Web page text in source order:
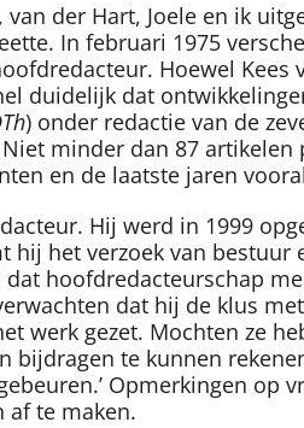
der Hart, Joele en ik
In februari 1975
Hoewel Kees
duidelijk dat
) onder redactie van de
minder dan 87
en de laatste jaren
Hij werd in 1999
hij het verzoek van
hoofdredacteurschap
dat hij de klus
werk gezet. Mochten ze
te kunnen
Opmerkingen
af te maken.